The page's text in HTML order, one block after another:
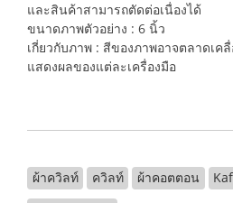
และสินค้าสามารถตัดต่อเนื่องได้
ขนาดภาพตัวอย่าง : 6 นิ้ว
เกี่ยวกับภาพ : สีของภาพอาจตลาดเค
แสดงผลของแต่ละเครื่องมือ
ผ้าควิลท์ ควิลท์ ผ้าคอตตอน